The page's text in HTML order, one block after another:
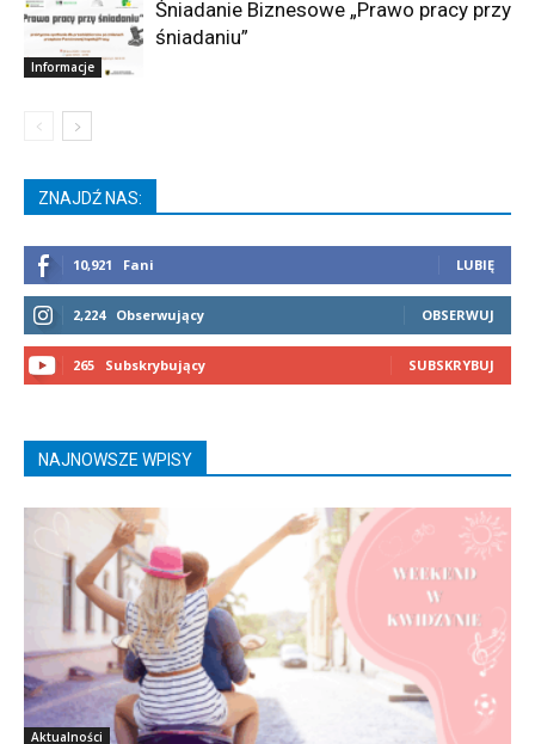
Informacje
Śniadanie Biznesowe „Prawo pracy przy
śniadaniu”
ZNAJDŹ NAS:
10,921 Fani LUBIĘ
2,224 Obserwujący OBSERWUJ
265 Subskrybujący SUBSKRYBUJ
NAJNOWSZE WPISY
Aktualności